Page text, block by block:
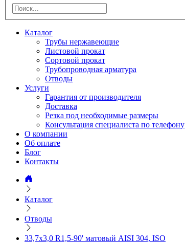
Каталог
Трубы нержавеющие
Листовой прокат
Сортовой прокат
Трубопроводная арматура
Отводы
Услуги
Гарантия от производителя
Доставка
Резка под необходимые размеры
Консультация специалиста по телефону
О компании
Об оплате
Блог
Контакты
Каталог
Отводы
33,7х3,0 R1,5-90' матовый AISI 304, ISO